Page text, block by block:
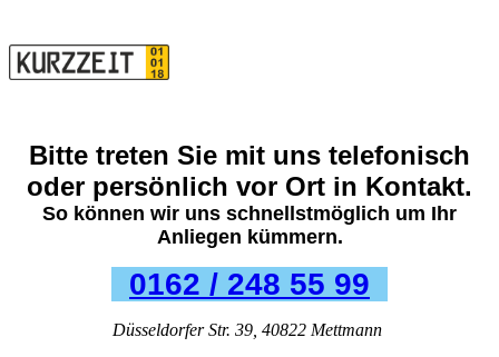
Bitte treten Sie mit uns telefonisch
oder persönlich vor Ort in Kontakt.
So können wir uns schnellstmöglich um Ihr
Anliegen kümmern.
0162 / 248 55 99
Düsseldorfer Str. 39, 40822 Mettmann